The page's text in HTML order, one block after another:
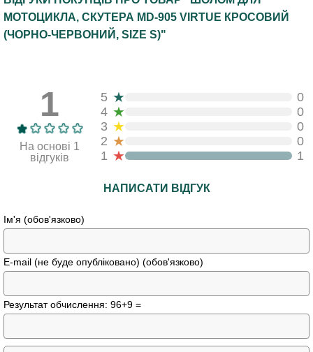
МОТОЦИКЛА, СКУТЕРА MD-905 VIRTUE КРОСОВИЙ
(ЧОРНО-ЧЕРВОНИЙ, SIZE S)"
1
На основі 1
відгуків
5 ★
0
4 ★
0
3 ★
0
2 ★
0
1 ★ 1
НАПИСАТИ ВІДГУК
Ім'я (обов'язково)
E-mail (не буде опубліковано) (обов'язково)
Результат обчислення: 96+9 =